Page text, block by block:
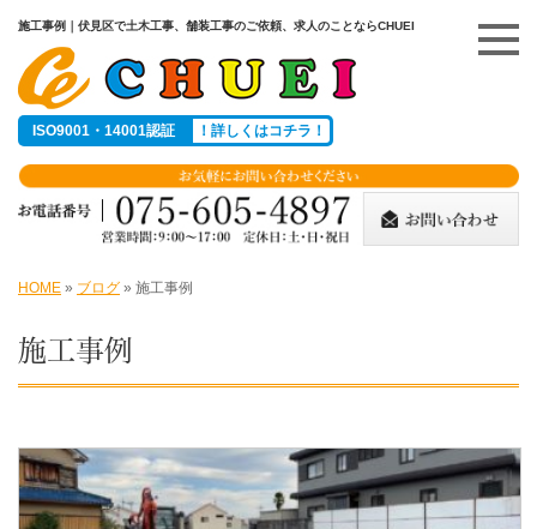
施工事例｜伏見区で土木工事、舗装工事のご依頼、求人のことならCHUEI
ISO9001・14001認証 ！詳しくはコチラ！
HOME » ブログ » 施工事例
施工事例